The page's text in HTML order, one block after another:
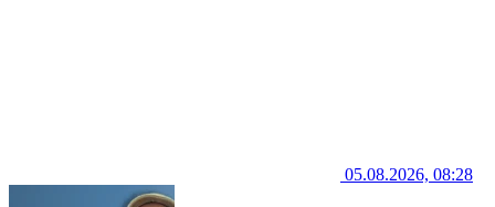
05.08.2026, 08:28